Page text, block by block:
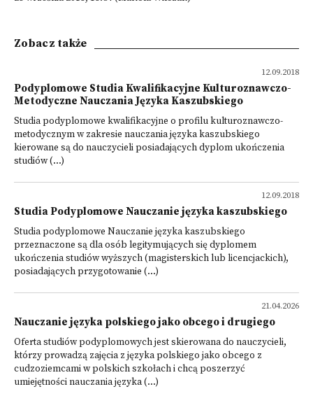
Zobacz także
12.09.2018
Podyplomowe Studia Kwalifikacyjne Kulturoznawczo-
Metodyczne Nauczania Języka Kaszubskiego
Studia podyplomowe kwalifikacyjne o profilu kulturoznawczo-
metodycznym w zakresie nauczania języka kaszubskiego
kierowane są do nauczycieli posiadających dyplom ukończenia
studiów (...)
12.09.2018
Studia Podyplomowe Nauczanie języka kaszubskiego
Studia podyplomowe Nauczanie języka kaszubskiego
przeznaczone są dla osób legitymujących się dyplomem
ukończenia studiów wyższych (magisterskich lub licencjackich),
posiadających przygotowanie (...)
21.04.2026
Nauczanie języka polskiego jako obcego i drugiego
Oferta studiów podyplomowych jest skierowana do nauczycieli,
którzy prowadzą zajęcia z języka polskiego jako obcego z
cudzoziemcami w polskich szkołach i chcą poszerzyć
umiejętności nauczania języka (...)